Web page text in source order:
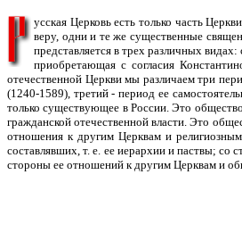
усская Церковь есть только часть
веру, одни и те же существенные
представляется в трех различных
приобретающая с согласия
отечественной Церкви мы различаем три
(1240-1589), третий - период ее
только существующее в России. Это
гражданской отечественной власти. Это
отношения к другим Церквам и
составлявших, т. е. ее иерархии и паствы; со
стороны ее отношений к другим Церквам и